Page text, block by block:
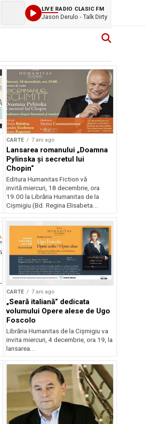
LIVE RADIO CLASIC FM
Jason Derulo - Talk Dirty
CARTE 7 ani ago
Lansarea romanului „Doamna
Pylinska și secretul lui
Chopin“
Editura Humanitas Fiction vă
invită miercuri, 18 decembrie, ora
19.00 la Librăria Humanitas de la
Cișmigiu (Bd. Regina Elisabeta...
CARTE 7 ani ago
„Seară italiană” dedicata
volumului Opere alese de Ugo
Foscolo
Librăria Humanitas de la Cișmigiu va
invita miercuri, 4 decembrie, ora 19, la
lansarea...